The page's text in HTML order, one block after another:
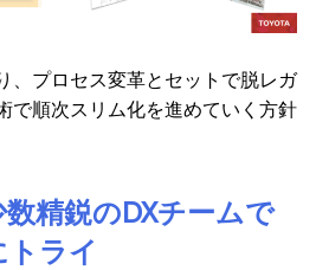
、プロセス変革とセットで脱レガ
で順次スリム化を進めていく方針
精鋭のDXチームで
トライ